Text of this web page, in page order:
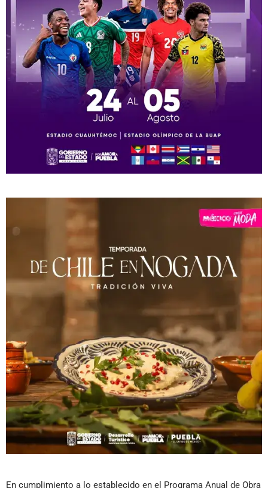
En cumplimiento a lo establecido en el Programa Anual de Obra